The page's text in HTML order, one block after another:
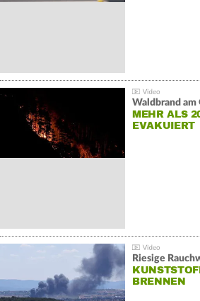
Waldbrand am
MEHR ALS
EVAKUIERT
Riesige
BRENNEN